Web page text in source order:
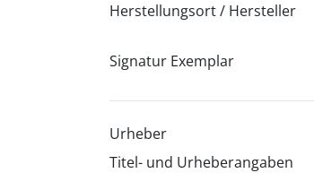
Herstellungsort / Hersteller
Signatur Exemplar
Urheber
Titel- und Urheberangaben